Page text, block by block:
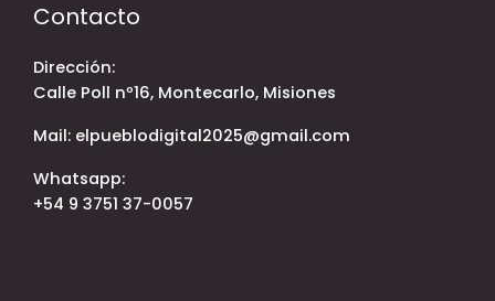
Contacto
Dirección:
Calle Poll nº16, Montecarlo, Misiones
Mail: elpueblodigital2025@gmail.com
Whatsapp:
+54 9 3751 37-0057